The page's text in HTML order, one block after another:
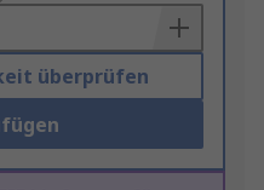
überprüfen